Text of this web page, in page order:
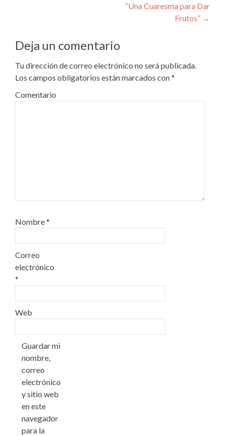
“Una Cuaresma para Dar
Frutos” →
Deja un comentario
Tu dirección de correo electrónico no será publicada.
Los campos obligatorios están marcados con*
Comentario
Nombre*
Correo
electrónico
*
Web
Guardar mi
nombre,
correo
electrónico
y sitio web
en este
navegador
para la